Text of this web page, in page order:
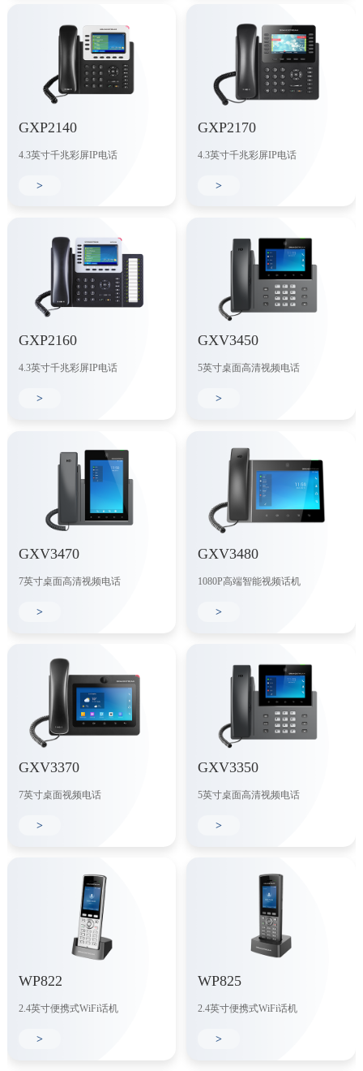
GXP2140
4.3英寸千兆彩屏IP电话
>
GXP2170
4.3英寸千兆彩屏IP电话
>
GXP2160
4.3英寸千兆彩屏IP电话
>
GXV3450
5英寸桌面高清视频电话
>
GXV3470
7英寸桌面高清视频电话
>
GXV3480
1080P高端智能视频话机
>
GXV3370
7英寸桌面视频电话
>
GXV3350
5英寸桌面高清视频电话
>
WP822
2.4英寸便携式WiFi话机
>
WP825
2.4英寸便携式WiFi话机
>